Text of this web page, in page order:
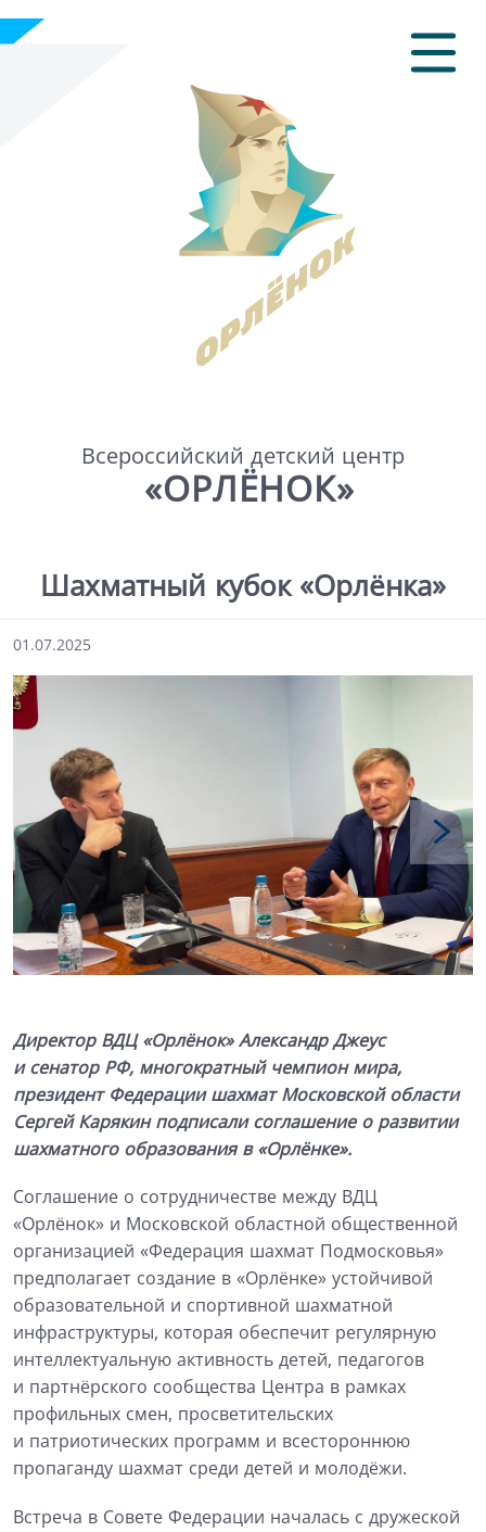
Всероссийский детский центр
«ОРЛЁНОК»
Шахматный кубок «Орлёнка»
01.07.2025
Директор ВДЦ «Орлёнок» Александр Джеус
и сенатор РФ, многократный чемпион мира,
президент Федерации шахмат Московской области
Сергей Карякин подписали соглашение о развитии
шахматного образования в «Орлёнке».
Соглашение о сотрудничестве между ВДЦ
«Орлёнок» и Московской областной общественной
организацией «Федерация шахмат Подмосковья»
предполагает создание в «Орлёнке» устойчивой
образовательной и спортивной шахматной
инфраструктуры, которая обеспечит регулярную
интеллектуальную активность детей, педагогов
и партнёрского сообщества Центра в рамках
профильных смен, просветительских
и патриотических программ и всестороннюю
пропаганду шахмат среди детей и молодёжи.
Встреча в Совете Федерации началась с дружеской